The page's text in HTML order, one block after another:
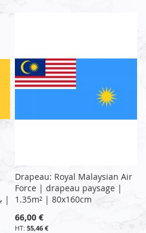
Drapeau: Royal Malaysian Air
Force | drapeau paysage |
1.35m² | 80x160cm
66,00 €
55,46 €